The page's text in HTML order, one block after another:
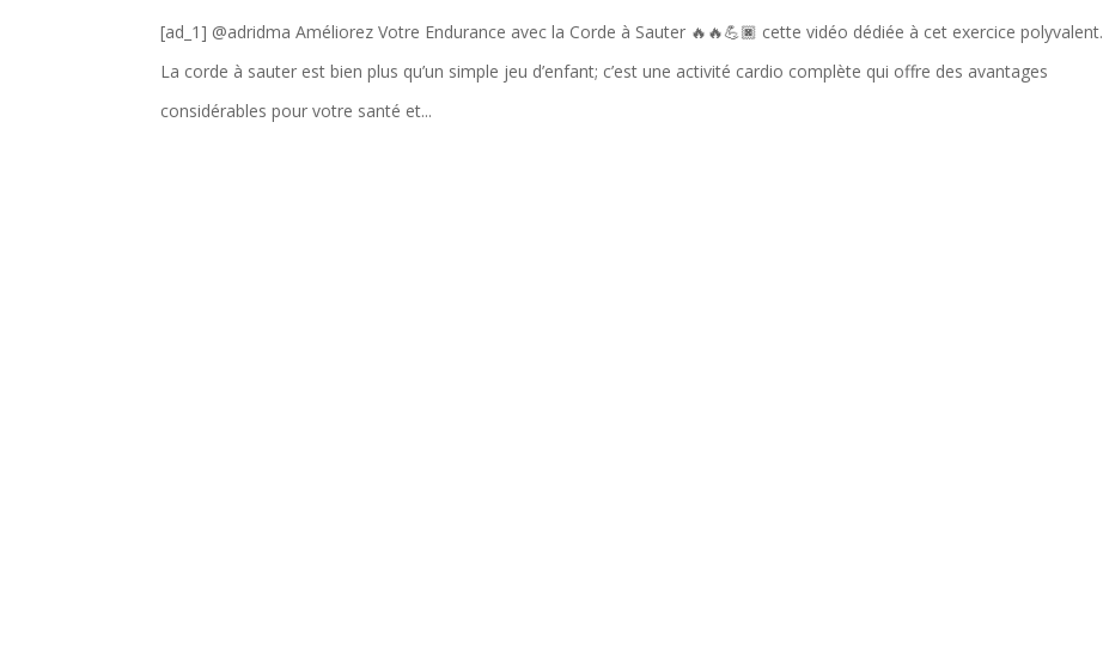
[ad_1] @adridma Améliorez Votre Endurance avec la Corde à Sauter 🔥🔥💪🏿 cette vidéo dédiée à cet exercice polyvalent.
La corde à sauter est bien plus qu’un simple jeu d’enfant; c’est une activité cardio complète qui offre des avantages
considérables pour votre santé et...